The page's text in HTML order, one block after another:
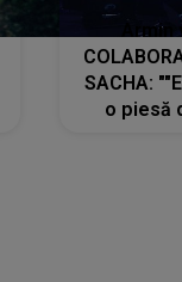
SACHA:
o piesă